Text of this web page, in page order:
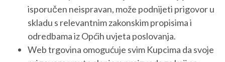
isporučen neispravan, može podnijeti prigovor u
skladu s relevantnim zakonskim propisima i
odredbama iz Općih uvjeta poslovanja.
Web trgovina omogućuje svim Kupcima da svoje